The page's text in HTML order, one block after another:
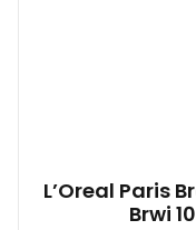
L’Oreal Paris
Brwi